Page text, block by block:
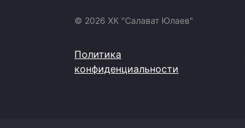
© 2026 ХК "Салават Юлаев"
Политика
конфиденциальности